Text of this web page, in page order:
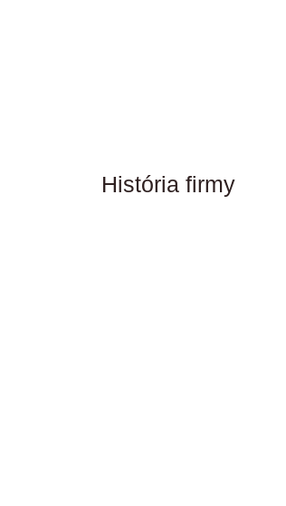
História firmy